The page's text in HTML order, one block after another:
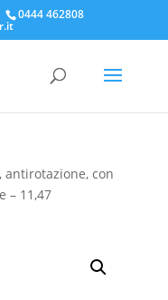
0444 462808
antirotazione, con
– 11,47